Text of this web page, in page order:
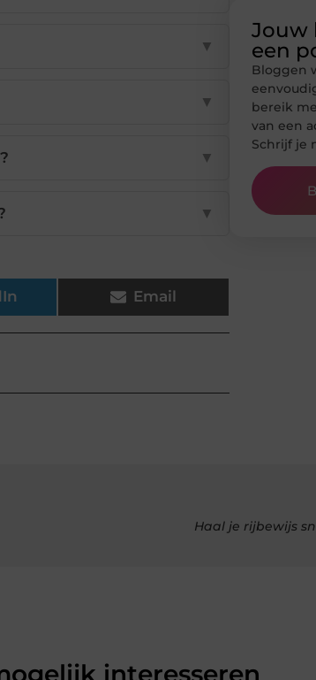
▼
▼
▼
▼
Email
Jouw
een
Bloggen
bereik
van een
Schrijf je
Haal je rijbewijs
interesseren